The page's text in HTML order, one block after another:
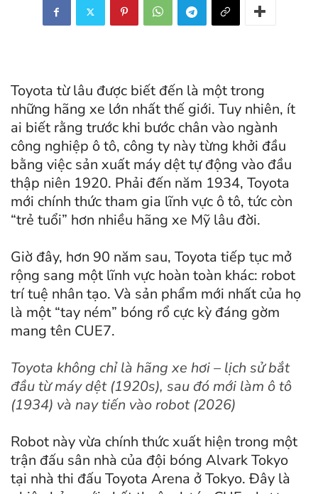
Toyota từ lâu được biết đến là một trong
những hãng xe lớn nhất thế giới. Tuy nhiên, ít
ai biết rằng trước khi bước chân vào ngành
công nghiệp ô tô, công ty này từng khởi đầu
bằng việc sản xuất máy dệt tự động vào đầu
thập niên 1920. Phải đến năm 1934, Toyota
mới chính thức tham gia lĩnh vực ô tô, tức còn
“trẻ tuổi” hơn nhiều hãng xe Mỹ lâu đời.
Giờ đây, hơn 90 năm sau, Toyota tiếp tục mở
rộng sang một lĩnh vực hoàn toàn khác: robot
trí tuệ nhân tạo. Và sản phẩm mới nhất của họ
là một “tay ném” bóng rổ cực kỳ đáng gờm
mang tên CUE7.
Toyota không chỉ là hãng xe hơi – lịch sử bắt
đầu từ máy dệt (1920s), sau đó mới làm ô tô
(1934) và nay tiến vào robot (2026)
Robot này vừa chính thức xuất hiện trong một
trận đấu sân nhà của đội bóng Alvark Tokyo
tại nhà thi đấu Toyota Arena ở Tokyo. Đây là